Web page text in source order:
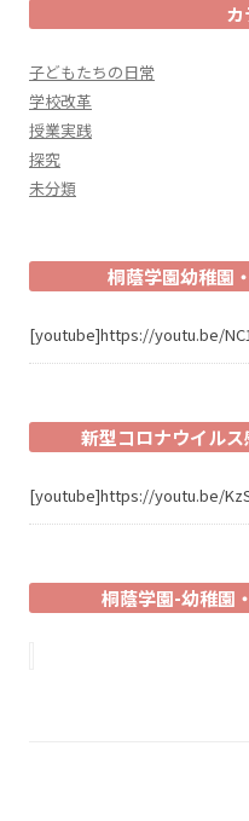
子どもたちの日常
学校改革
授業実践
探究
未分類
桐蔭学園幼稚園
[youtube]https://youtu.be/
新型コロナウイル
[youtube]https://youtu.be/
桐蔭学園-幼稚園